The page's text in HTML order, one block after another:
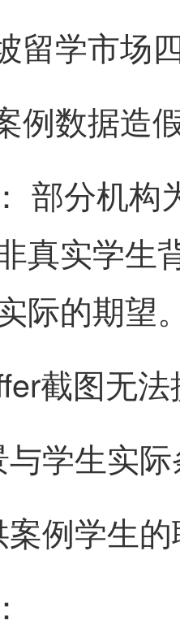
留学市场
例数据造
部分机构
真实学生
际的期望
截图无
学生实
例学生